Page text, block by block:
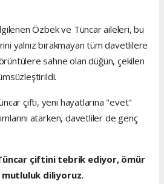
Özbek ve Tüncar aileleri, bu
yalnız bırakmayan tüm davetlilere
sahne olan düğün, çekilen
çifti, yeni hayatlarına "evet"
atarken, davetliler de genç
çiftini tebrik ediyor, ömür
mutluluk diliyoruz.